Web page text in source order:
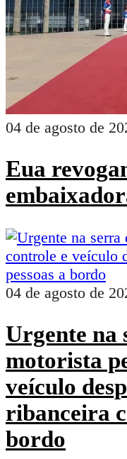
04 de agosto de
Eua
04 de agosto de
Urgente na
motorista
veículo
ribanceira
bordo